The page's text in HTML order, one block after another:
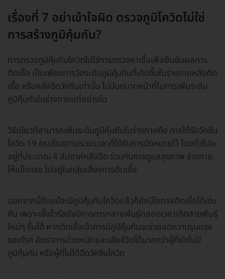
เรื่องที่ 7 อย่าเข้าใจผิด ตรวจภูมิโควิดไม่ใช่
การสร้างภูมิคุ้มกัน?
การตรวจภูมิคุ้มกันโควิดไม่ใช่การตรวจหาเชื้อเพื่อยืนยันผลการ
ติดเชื้อ เป็นเพียงการวัดระดับภูมิคุ้มกันที่เกิดขึ้นในร่างกายหลังติด
เชื้อ หรือหลังฉีดวัคซีนเท่านั้น ไม่มีบทบาทหน้าที่ในการเพิ่มระดับ
ภูมิคุ้มกันในร่างกายแต่อย่างใด
วิธีเดียวที่สามารถเพิ่มระดับภูมิคุ้มกันในร่างกายคือ การได้รับวัคซีน
โควิด-19 ครบโดสตามระยะเวลาที่ได้รับการนัดหมายไว้ โดยทั่วไปจะ
อยู่ที่ประมาณ 4 สัปดาห์หลังฉีด ร่วมกับการดูแลสุขภาพ ร่างกาย
ให้แข็งแรง ไม่อยู่ในกลุ่มเสี่ยงการติดเชื้อ
นอกจากนี้ถึงแม้จะมีภูมิคุ้มกันโควิดแล้วก็ยังมีโอกาสติดเชื้อได้เช่น
กัน เพราะเชื้อไวรัสยังมีการการกลายพันธุ์ตลอดเวลาเกิดสายพันธุ์
ใหม่ๆ ขึ้นได้ หากติดเชื้อเข้าการมีภูมิคุ้มกันจะช่วยลดความรุนแรง
ของโรค อัตราการป่วยหนักและเสียชีวิตได้มากกว่าผู้ที่ยังไม่มี
ภูมิคุ้มกัน หรือผู้ที่ไม่ได้ฉีดวัคซีนโควิด